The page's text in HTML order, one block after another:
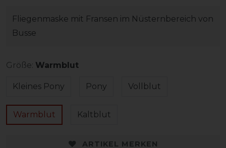
Fliegenmaske mit Fransen im Nüsternbereich von
Busse
Größe: Warmblut
Kleines Pony Pony Vollblut
Warmblut Kaltblut
ARTIKEL MERKEN